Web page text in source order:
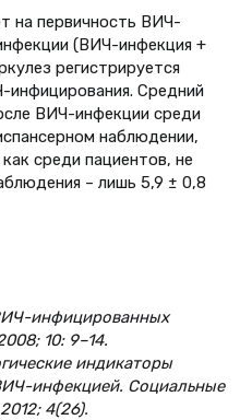
на первичность ВИЧ-
(ВИЧ-инфекция +
регистрируется
инфицирования. Средний
ВИЧ-инфекции среди
наблюдении,
среди пациентов, не
– лишь 5,9 ± 0,8
инфицированных
10: 9–14.
индикаторы
инфекцией. Социальные
4(26).